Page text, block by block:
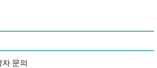
자 문의